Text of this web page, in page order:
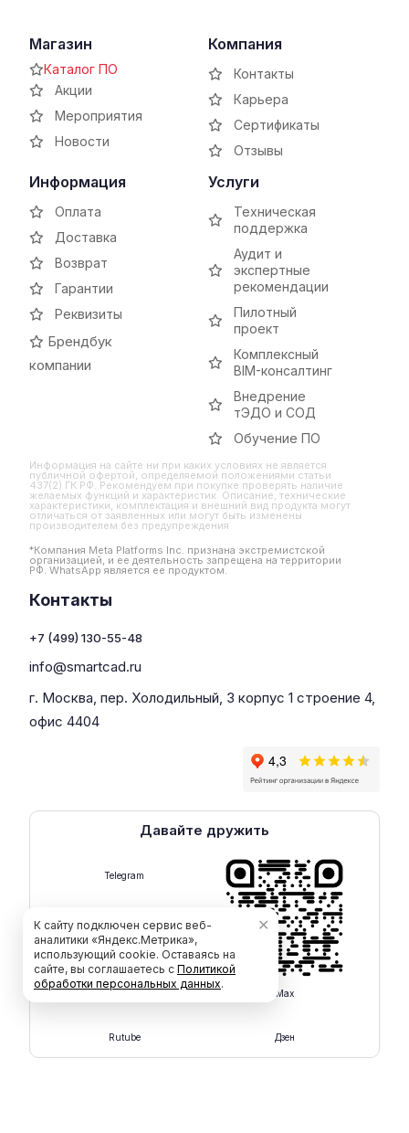
Магазин
Каталог ПО
Акции
Мероприятия
Новости
Компания
Контакты
Карьера
Сертификаты
Отзывы
Информация
Оплата
Доставка
Возврат
Гарантии
Реквизиты
Брендбук
компании
Услуги
Техническая
поддержка
Аудит и
экспертные
рекомендации
Пилотный
проект
Комплексный
BIM-консалтинг
Внедрение
тЭДО и СОД
Обучение ПО
Информация на сайте ни при каких условиях не является
публичной офертой, определяемой положениями статьи
437(2) ГК РФ. Рекомендуем при покупке проверять наличие
желаемых функций и характеристик. Описание, технические
характеристики, комплектация и внешний вид продукта могут
отличаться от заявленных или могут быть изменены
производителем без предупреждения
*Компания Meta Platforms Inc. признана экстремистской
организацией, и ее деятельность запрещена на территории
РФ. WhatsApp является ее продуктом.
Контакты
+7 (499) 130-55-48
info@smartcad.ru
г. Москва, пер. Холодильный, 3 корпус 1 строение 4,
офис 4404
Давайте дружить
Telegram
Max
Rutube Дзен
К сайту подключен сервис веб-
аналитики «Яндекс.Метрика»,
использующий cookie. Оставаясь на
сайте, вы соглашаетесь с Политикой
обработки персональных данных.
✕